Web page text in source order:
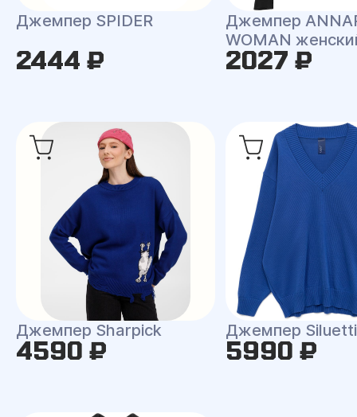
Джемпер SPIDER
2444 ₽
Джемпер
WOMAN
2027 ₽
Джемпер Sharpick
4590 ₽
Джемпер
5990 ₽